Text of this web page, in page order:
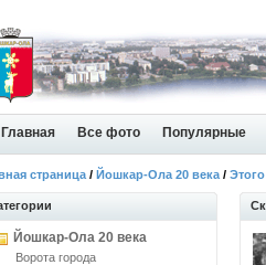
Главная Все фото Популярные
страница / Йошкар-Ола 20 века /
Йошкар-Ола 20 века
Ворота города